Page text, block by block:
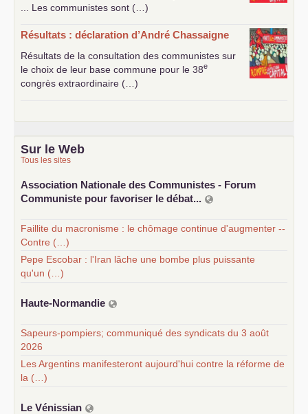
... Les communistes sont (…)
Résultats : déclaration d’André Chassaigne
Résultats de la consultation des communistes sur
le choix de leur base commune pour le 38e
congrès extraordinaire (…)
Sur le Web
Tous les sites
Association Nationale des Communistes - Forum
Communiste pour favoriser le débat...
Faillite du macronisme : le chômage continue d'augmenter --
Contre (…)
Pepe Escobar : l'Iran lâche une bombe plus puissante
qu'un (…)
Haute-Normandie
Sapeurs-pompiers; communiqué des syndicats du 3 août
2026
Les Argentins manifesteront aujourd'hui contre la réforme de
la (…)
Le Vénissian